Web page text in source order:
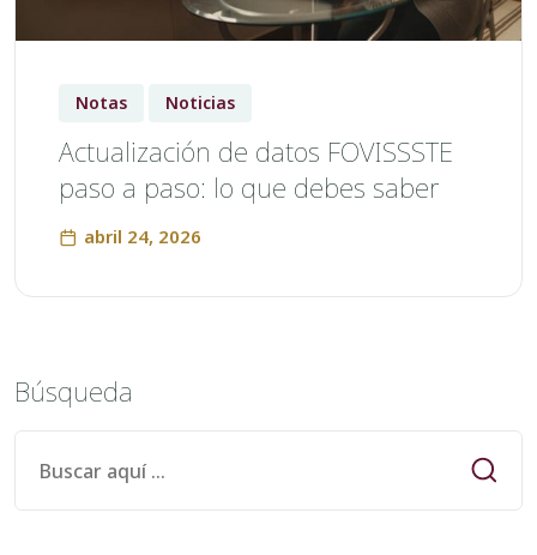
Notas Noticias
Actualización de datos FOVISSSTE
paso a paso: lo que debes saber
abril 24, 2026
Búsqueda